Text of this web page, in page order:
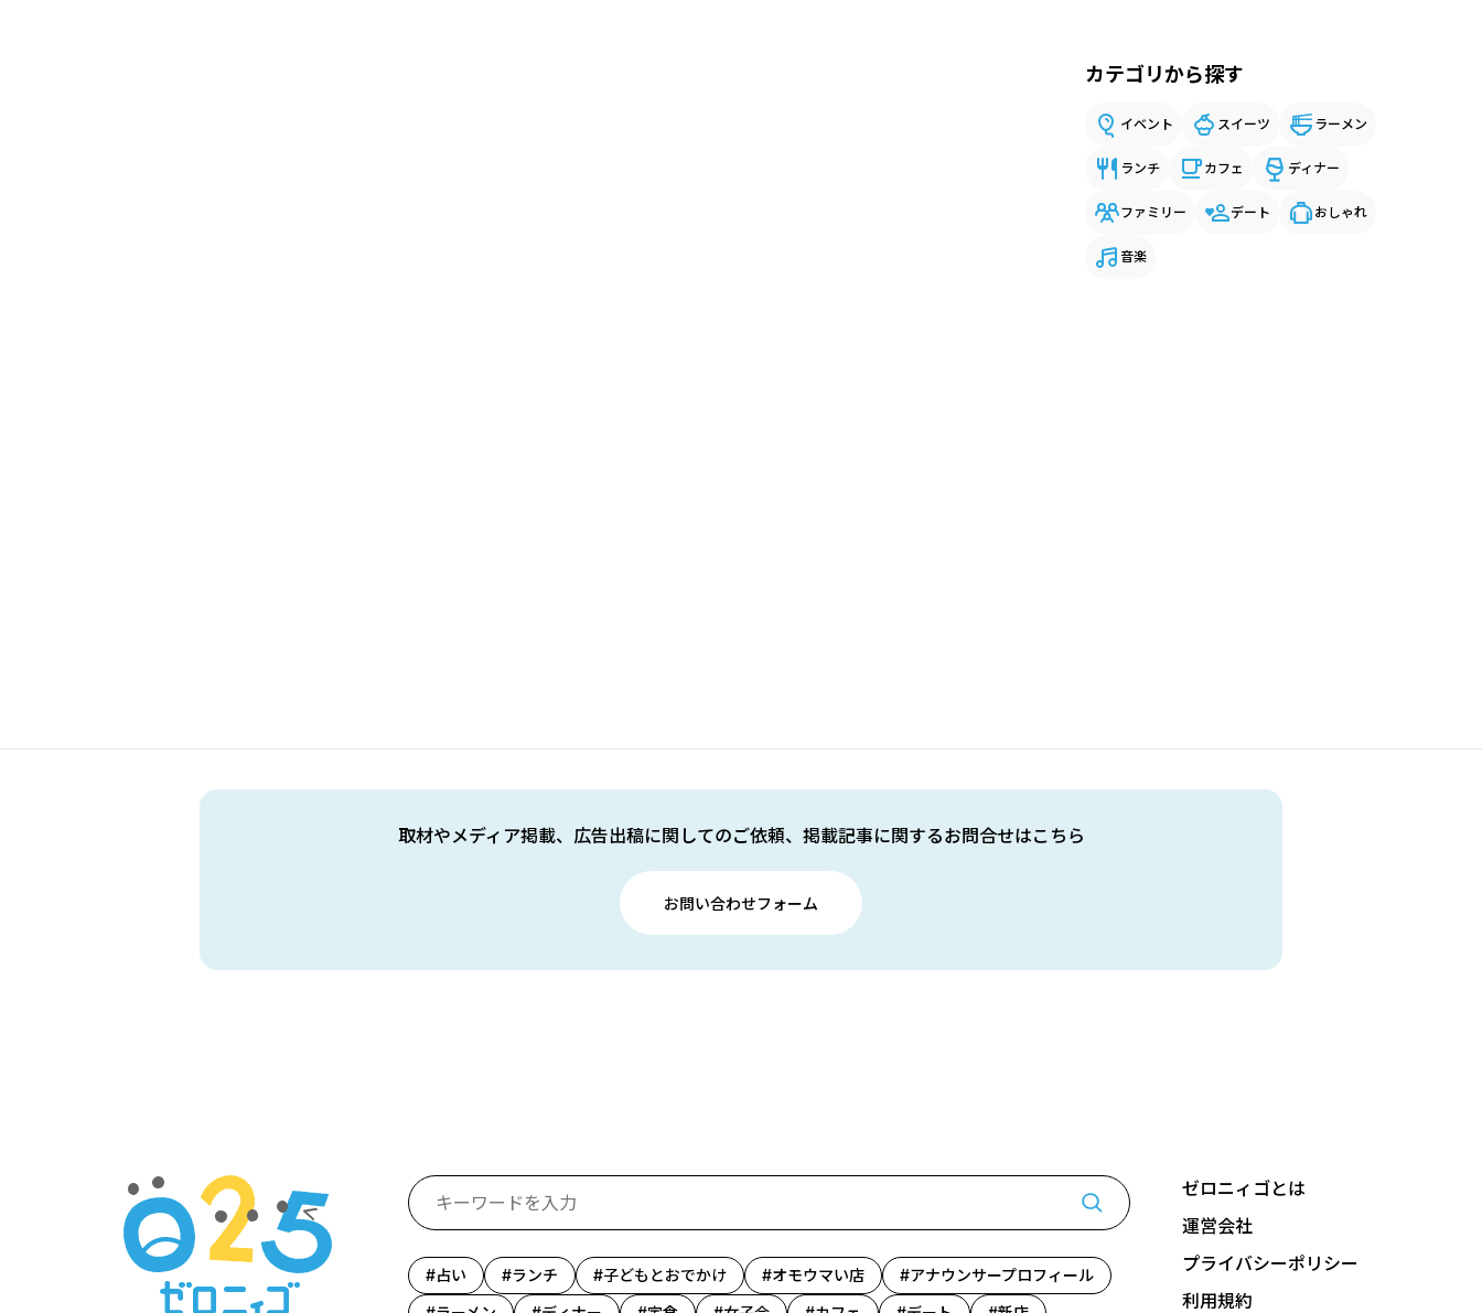
カテゴリから探す
イベント スイーツ ラーメン
ランチ カフェ ディナー
ファミリー デート おしゃれ
音楽
取材やメディア掲載、広告出稿に関してのご依頼、掲載記事に関するお問合せはこちら
お問い合わせフォーム
占い ランチ 子どもとおでかけ オモウマい店
アナウンサープロフィール
ゼロニィゴとは
運営会社
プライバシーポリシー
利用規約